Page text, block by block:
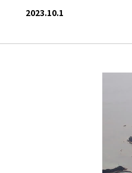
2023.10.1